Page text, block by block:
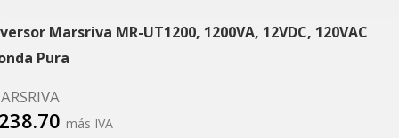
Marsriva MR-UT1200, 1200VA, 12VDC, 120VAC
Pura
más IVA